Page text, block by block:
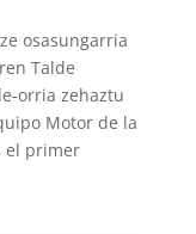
osasungarria
Talde
orria zehaztu
Motor de la
el primer